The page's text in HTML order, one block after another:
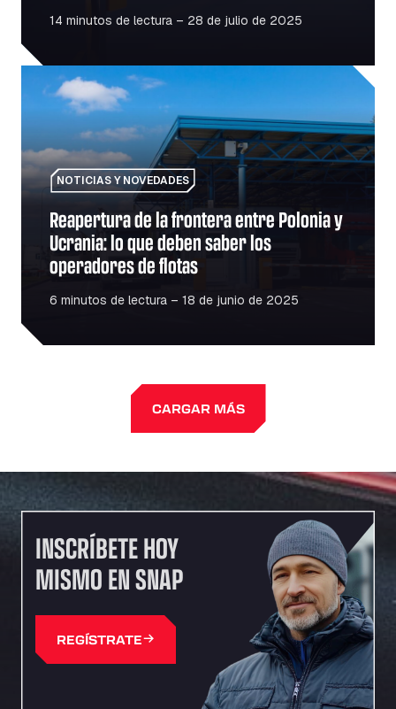
14 minutos de lectura – 28 de julio de 2025
Reapertura de la frontera entre Polonia y Ucrania: lo
NOTICIAS Y NOVEDADES
Reapertura de la frontera entre Polonia y
Ucrania: lo que deben saber los
operadores de flotas
6 minutos de lectura – 18 de junio de 2025
CARGAR MÁS
INSCRÍBETE HOY
MISMO EN SNAP
REGÍSTRATE